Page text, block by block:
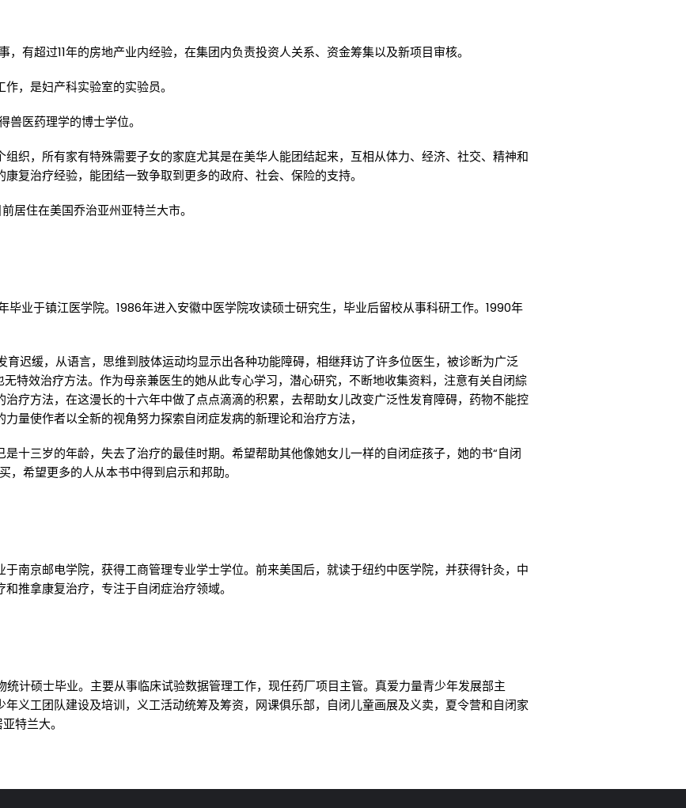
有超过11年的房地产业内经验，在集团内负责投资人关系、资金筹集以及新项目审核。
，是妇产科实验室的实验员。
医药理学的博士学位。
织，所有家有特殊需要子女的家庭尤其是在美华人能团结起来，互相从体力、经济、社交、精神和
复治疗经验，能团结一致争取到更多的政府、社会、保险的支持。
居住在美国乔治亚州亚特兰大市。
毕业于镇江医学院。1986年进入安徽中医学院攻读硕士研究生，毕业后留校从事科研工作。1990年
育迟缓，从语言，思维到肢体运动均显示出各种功能障碍，相继拜访了许多位医生，被诊断为广泛
特效治疗方法。作为母亲兼医生的她从此专心学习，潜心研究，不断地收集资料，注意有关自闭綜
疗方法，在这漫长的十六年中做了点点滴滴的积累，去帮助女儿改变广泛性发育障碍，药物不能控
量使作者以全新的视角努力探索自闭症发病的新理论和治疗方法，
十三岁的年龄，失去了治疗的最佳时期。希望帮助其他像她女儿一样的自闭症孩子，她的书“自闭
，希望更多的人从本书中得到启示和邦助。
南京邮电学院，获得工商管理专业学士学位。前来美国后，就读于纽约中医学院，并获得针灸，中
推拿康复治疗，专注于自闭症治疗领域。
统计硕士毕业。主要从事临床试验数据管理工作，现任药厂项目主管。真爱力量青少年发展部主
义工团队建设及培训，义工活动统筹及筹资，网课俱乐部，自闭儿童画展及义卖，夏令营和自闭家
特兰大。